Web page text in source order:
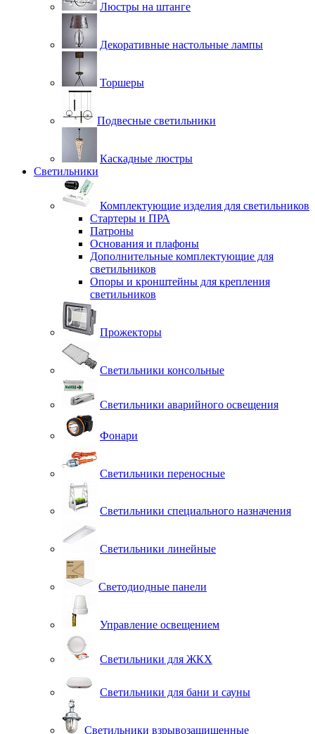
Люстры на штанге
Декоративные настольные лампы
Торшеры
Подвесные светильники
Каскадные люстры
Светильники
Комплектующие изделия для светильников
Стартеры и ПРА
Патроны
Основания и плафоны
Дополнительные комплектующие для
светильников
Опоры и кронштейны для крепления
светильников
Прожекторы
Светильники консольные
Светильники аварийного освещения
Фонари
Светильники переносные
Светильники специального назначения
Светильники линейные
Светодиодные панели
Управление освещением
Светильники для ЖКХ
Светильники для бани и сауны
Светильники взрывозащищенные